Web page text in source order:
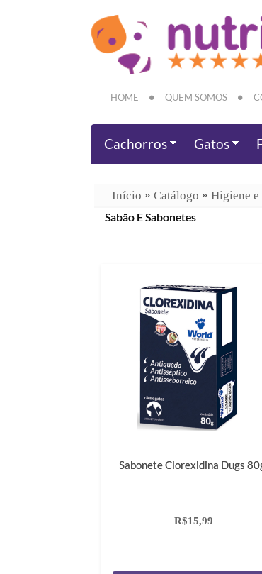
HOME QUEM SOMOS
Cachorros Gatos
Início » Catálogo » Higiene e
Sabão E Sabonetes
Sabonete Clorexidina Dugs
R$15,99